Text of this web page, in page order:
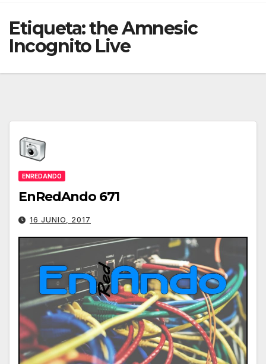
Etiqueta:the Amnesic
Incognito Live
ENREDANDO
EnRedAndo 671
16 JUNIO, 2017